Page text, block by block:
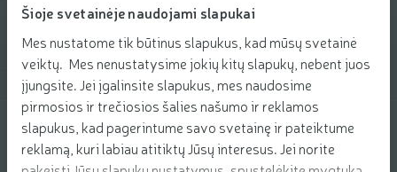
Šioje svetainėje naudojami slapukai
Mes nustatome tik būtinus slapukus, kad mūsų svetainė
veiktų. Mes nenustatysime jokių kitų slapukų, nebent juos
įjungsite. Jei įgalinsite slapukus, mes naudosime
pirmosios ir trečiosios šalies našumo ir reklamos
slapukus, kad pagerintume savo svetainę ir pateiktume
reklamą, kuri labiau atitiktų Jūsų interesus. Jei norite
Filter products
Show products 40
Gazuotas mineralinis vanduo
VYTAUTAS, 1,5l